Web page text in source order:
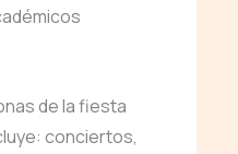
de la fiesta
conciertos,